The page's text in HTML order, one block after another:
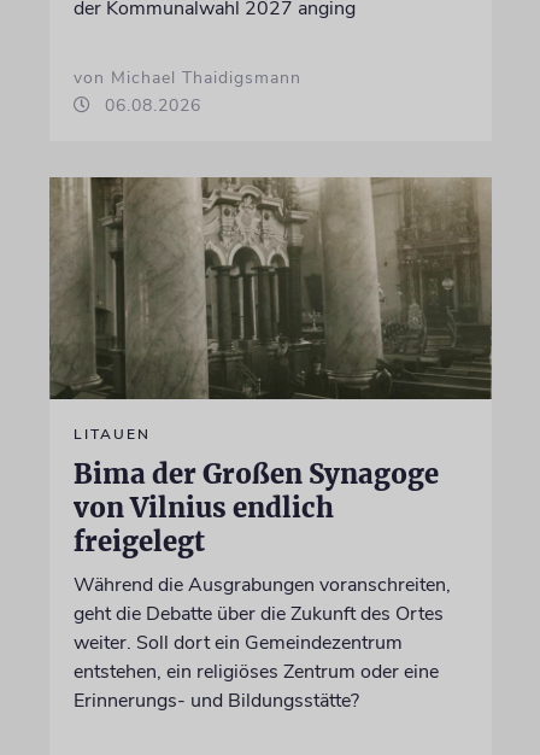
der Kommunalwahl 2027 anging
von Michael Thaidigsmann
06.08.2026
LITAUEN
Bima der Großen Synagoge
von Vilnius endlich
freigelegt
Während die Ausgrabungen voranschreiten,
geht die Debatte über die Zukunft des Ortes
weiter. Soll dort ein Gemeindezentrum
entstehen, ein religiöses Zentrum oder eine
Erinnerungs- und Bildungsstätte?